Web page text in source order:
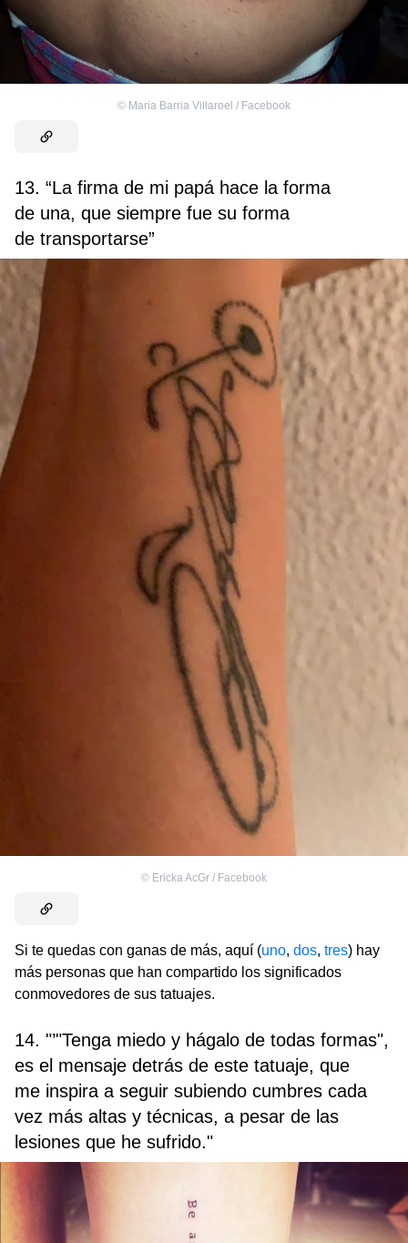
© Maria Barria Villaroel / Facebook
13. “La firma de mi papá hace la forma
de una, que siempre fue su forma
de transportarse”
© Ericka AcGr / Facebook
Si te quedas con ganas de más, aquí (uno, dos, tres) hay
más personas que han compartido los significados
conmovedores de sus tatuajes.
14. "’"Tenga miedo y hágalo de todas formas",
es el mensaje detrás de este tatuaje, que
me inspira a seguir subiendo cumbres cada
vez más altas y técnicas, a pesar de las
lesiones que he sufrido."